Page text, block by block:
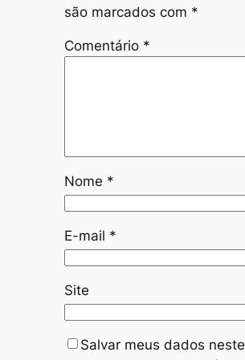
são marcados com *
Comentário *
Nome *
E-mail *
Site
Salvar meus dados neste